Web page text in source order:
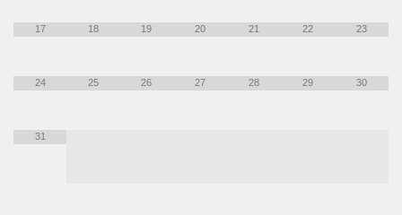
17 18 19 20 21 22 23
24 25 26 27 28 29 30
31